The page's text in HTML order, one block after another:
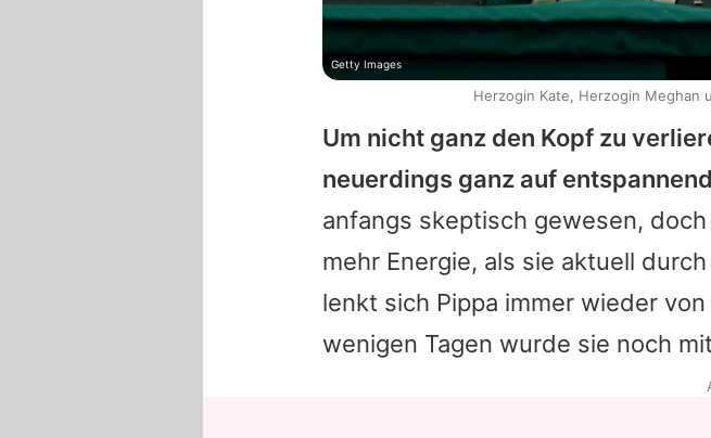
Um nicht ganz den Kopf zu
neuerdings ganz auf
anfangs skeptisch gewesen,
mehr Energie, als sie aktuell
lenkt sich Pippa immer wieder
wenigen Tagen wurde sie noch
Getty Images
Herzogin Kate, Herzogin Meghan